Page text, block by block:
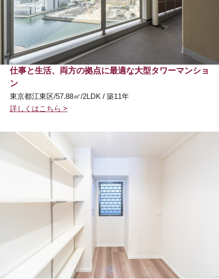
仕事と生活、両方の拠点に最適な大型タワーマンショ
ン
東京都江東区/57.88㎡/2LDK / 築11年
詳しくはこちら >